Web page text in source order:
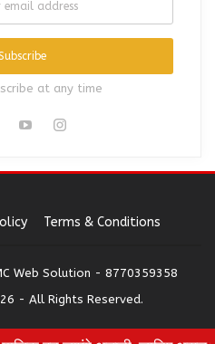
at any time
Terms & Conditions
Web Solution - 8770359358
- All Rights Reserved.